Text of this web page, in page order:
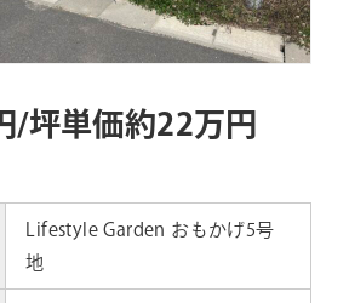
/坪単価約22万円
Lifestyle Garden おもかげ5号
地